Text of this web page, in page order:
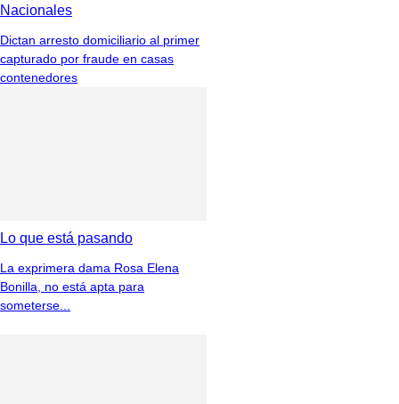
Nacionales
Dictan arresto domiciliario al primer
capturado por fraude en casas
contenedores
Lo que está pasando
La exprimera dama Rosa Elena
Bonilla, no está apta para
someterse...